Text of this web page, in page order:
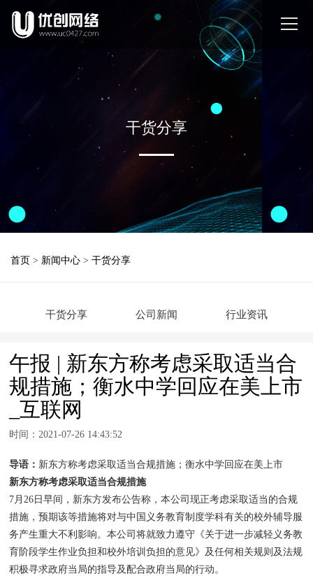
干货分享
首页 > 新闻中心 > 干货分享
干货分享 公司新闻 行业资讯
午报 | 新东方称考虑采取适当合
规措施；衡水中学回应在美上市
_互联网
时间：2021-07-26 14:43:52
导语： 新东方称考虑采取适当合规措施；衡水中学回应在美上市
新东方称考虑采取适当合规措施
7月26日早间，新东方发布公告称，本公司现正考虑采取适当的合规
措施，预期该等措施将对与中国义务教育制度学科有关的校外辅导服
务产生重大不利影响。本公司将就致力遵守《关于进一步减轻义务教
育阶段学生作业负担和校外培训负担的意见》及任何相关规则及法规
积极寻求政府当局的指导及配合政府当局的行动。